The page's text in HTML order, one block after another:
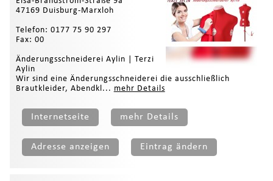
47169 Duisburg-Marxloh
Telefon: 0177 75 90 297
Fax: 00
Änderungsschneiderei Aylin | Terzi
Aylin
Wir sind eine Änderungsschneiderei die ausschließlich
Brautkleider, Abendkl... mehr Details
Internetseite mehr Details
Adresse anzeigen Eintrag ändern